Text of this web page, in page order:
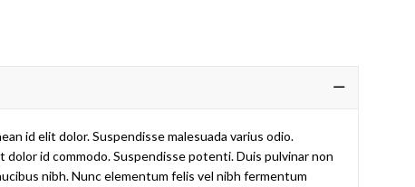
id elit dolor. Suspendisse malesuada varius odio.
id commodo. Suspendisse potenti. Duis pulvinar non
nibh. Nunc elementum felis vel nibh fermentum